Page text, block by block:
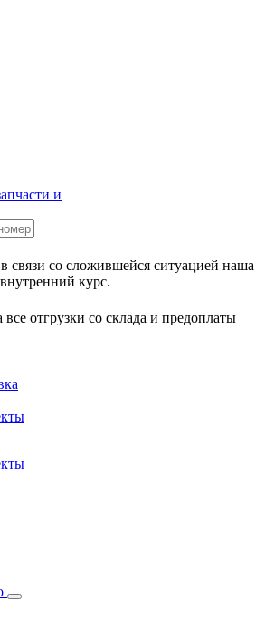
и
связи со сложившейся ситуацией наша
курс.
отгрузки со склада и предоплаты